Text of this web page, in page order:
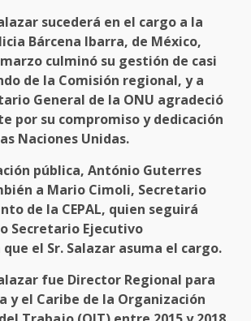
sucederá en el cargo a la
Bárcena Ibarra, de México,
culminó su gestión de casi
de la Comisión regional, y a
General de la ONU agradeció
por su compromiso y dedicación
Naciones Unidas.
pública, António Guterres
a Mario Cimoli, Secretario
de la CEPAL, quien seguirá
Secretario Ejecutivo
el Sr. Salazar asuma el cargo.
fue Director Regional para
y el Caribe de la Organización